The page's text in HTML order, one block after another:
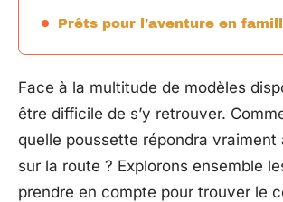
Prêts pour l’aventure en
Face à la multitude de modèles
être difficile de s’y retrouver.
quelle poussette répondra vraiment
sur la route ? Explorons ensemble
prendre en compte pour trouver le